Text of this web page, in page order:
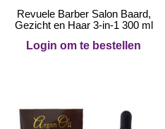
Revuele Barber Salon Baard,
Gezicht en Haar 3-in-1 300 ml
Login om te bestellen